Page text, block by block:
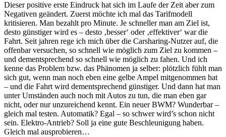
Dieser positive erste Eindruck hat sich im Laufe der Zeit aber zum
Negativen geändert. Zuerst möchte ich mal das Tarifmodell
kritisieren. Man bezahlt pro Minute. Je schneller man am Ziel ist,
desto günstiger wird es – desto ‚besser‘ oder ‚effektiver‘ war die
Fahrt. Seit jahren rege ich mich über die Carsharing-Nutzer auf, die
offenbar versuchen, so schnell wie möglich zum Ziel zu kommen –
und dementsprechend so schnell wie möglich zu fahen. Und ich
kenne das Problem bzw. das Phänomen ja selber: plötzlich fühlt man
sich gut, wenn man noch eben eine gelbe Ampel mitgenommen hat
– und die Fahrt wird dementsprechend günstiger. Und dann hat man
unter Umständen auch noch mit Autos zu tun, die man eben gar
nicht, oder nur unzureichend kennt. Ein neuer BWM? Wunderbar –
gleich mal testen. Automatik? Egal – so schwer wird’s schon nicht
sein. Elektro-Antrieb? Soll ja eine gute Beschleunigung haben.
Gleich mal ausprobieren…